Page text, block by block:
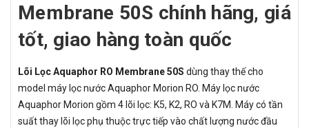
Membrane 50S chính hãng, giá
tốt, giao hàng toàn quốc
Lõi Lọc Aquaphor RO Membrane 50S dùng thay thế cho
model máy lọc nước Aquaphor Morion RO. Máy lọc nước
Aquaphor Morion gồm 4 lõi lọc: K5, K2, RO và K7M. Máy có tần
suất thay lõi lọc phụ thuộc trực tiếp vào chất lượng nước đầu